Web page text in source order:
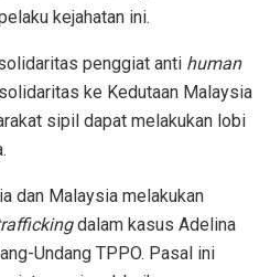
kejahatan ini.
penggiat anti human
ke Kedutaan Malaysia
sipil dapat melakukan lobi
dan Malaysia melakukan
dalam kasus Adelina
Undang TPPO. Pasal ini